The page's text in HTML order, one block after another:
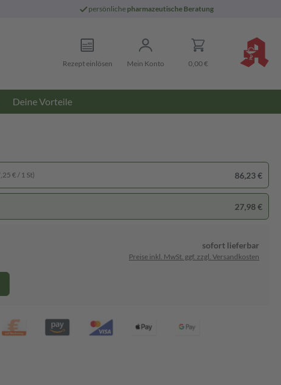
persönliche pharmazeutische Beratung
Rezept einlösen Mein Konto 0,00 €
Deine Vorteile
€ / 1 St) 86,23 €
27,98 €
sofort lieferbar
Preise inkl. MwSt. ggf. zzgl. Versandkosten